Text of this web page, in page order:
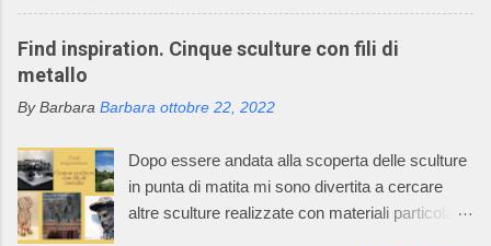
l’uncinetto, creando dei deliziosi vestitini per
bambini. Questo mondo incantato è il sogno,
avverato, della signora Graziella, che dal 1968
per il mondo dei bambini. Oggi l’azienda della
diventata leader nel settore “maglieria esterna
diminuita” e il suo mondo incantato ha
affascinato anche tutti i componenti della sua
Find inspiration. Cinque sculture con fili di
metallo
By Barbara Barbara ottobre 22, 2022
Dopo essere andata alla scoperta delle sculture
in punta di matita mi sono divertita a cercare
altre sculture realizzate con materiali particolari.